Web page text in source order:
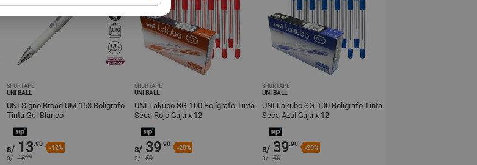
SHURTAPE
UNI BALL
UNI Signo Broad UM-153 Bolígrafo
Tinta Gel Blanco
s/ 13.90
-12%
s/ 15.90
SHURTAPE
UNI BALL
UNI Lakubo SG-100 Bolígrafo Tinta
Seca Rojo Caja x 12
s/ 39.90
-20%
s/ 50
SHURTAPE
UNI BALL
UNI Lakubo SG-100 Bolígrafo Tinta
Seca Azul Caja x 12
s/ 39.90
-20%
s/ 50